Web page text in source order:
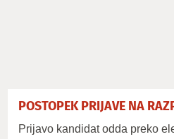
POSTOPEK PRIJAVE NA
Prijavo kandidat odda preko